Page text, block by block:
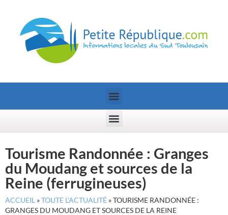
Tourisme Randonnée : Granges
du Moudang et sources de la
Reine (ferrugineuses)
ACCUEIL »TOUTE L’ACTUALITÉ »TOURISME RANDONNÉE :
GRANGES DU MOUDANG ET SOURCES DE LA REINE